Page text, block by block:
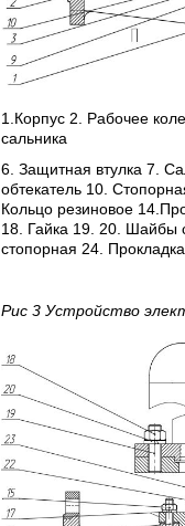
1.Корпус 2. Рабочее
сальника
6. Защитная втулка 7.
обтекатель 10.
Кольцо резиновое
18. Гайка 19. 20. Шайбы
стопорная 24.
Рис 3 Устройство